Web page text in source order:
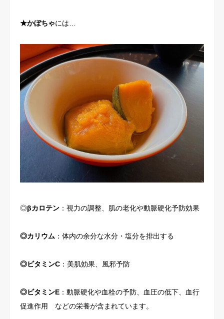
★かぼちゃには…
◎βカロテン ：視力の調整、肌の老化や動脈硬化予防効果
◎カリウム ：体内の余分な水分・塩分を排出する
◎ビタミンC ：美肌効果、風邪予防
◎ビタミンE ：動脈硬化や血栓の予防、血圧の低下、血行
促進作用 などの栄養が含まれています。